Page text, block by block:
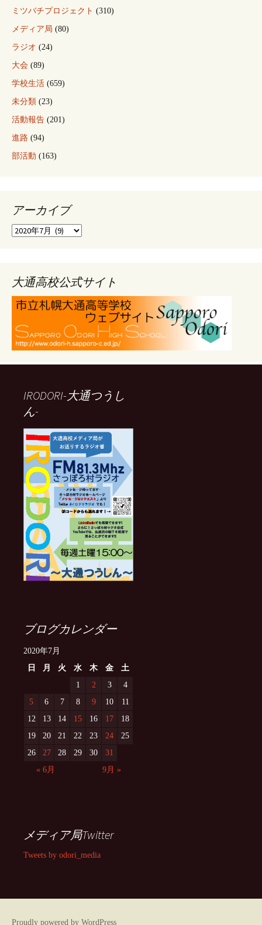
ミツバチプロジェクト (310)
メディア局 (80)
ラジオ (24)
大会 (89)
学校生活 (659)
未分類 (23)
活動報告 (201)
進路 (94)
部活動 (163)
アーカイブ
ア
ブ
大通高校公式サイト
IRODORI-大通つうし
ん-
ブログカレンダー
2020年7月
日
月 火 水 木 金
土
1
2 3
4
5
6 7 8 9 10
11
12
13 14 15 16 17
18
19
20 21 22 23 24
25
26
27 28 29 30
31
« 6月
9月 »
メディア局Twitter
Tweets by odori_media
Proudly powered by WordPress